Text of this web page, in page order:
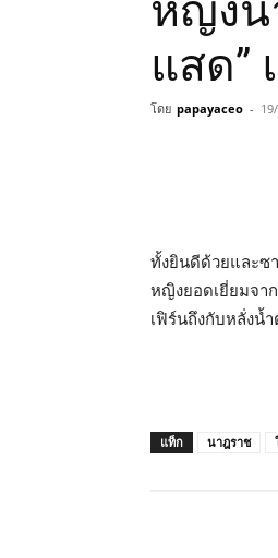
หญิงน
แสด”
โดย papayaceo -
ทั้งยินดีด้วยและซ
หญิงยอดเยี่ยมจาก
เฟิร์นถึงกับหลั่งน้
แท็ก นาฎราช